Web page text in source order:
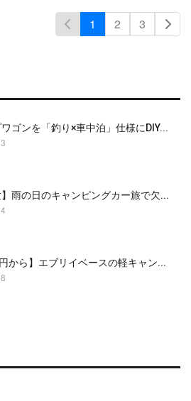
1 2 3
ゴンを「釣り×車中泊」仕様にDIY...
】雨の日のキャンピングカー旅で欠...
円から】エブリイベースの軽キャン...